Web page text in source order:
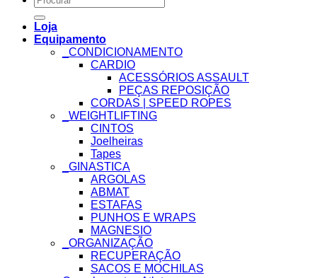
for:
Loja
Equipamento
_CONDICIONAMENTO
CARDIO
ACESSÓRIOS ASSAULT
PEÇAS REPOSIÇÃO
CORDAS | SPEED ROPES
_WEIGHTLIFTING
CINTOS
Joelheiras
Tapes
_GINASTICA
ARGOLAS
ABMAT
ESTAFAS
PUNHOS E WRAPS
MAGNESIO
_ORGANIZAÇÃO
RECUPERAÇÃO
SACOS E MOCHILAS